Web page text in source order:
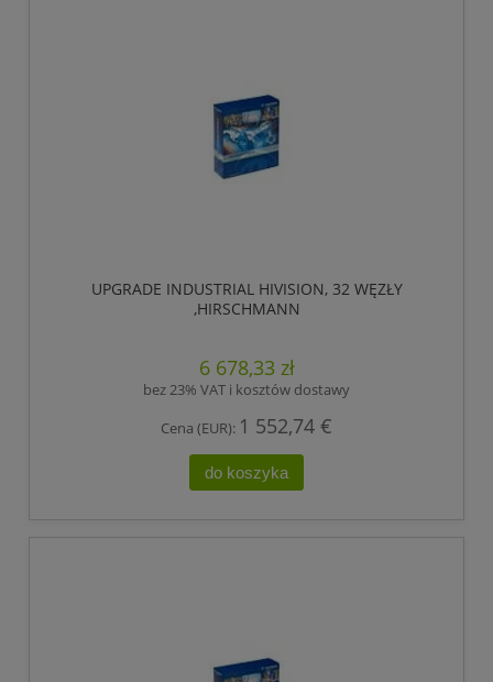
UPGRADE INDUSTRIAL HIVISION, 32 WĘZŁY
,HIRSCHMANN
6 678,33 zł
bez 23% VAT i kosztów dostawy
Cena (EUR): 1 552,74 €
do koszyka